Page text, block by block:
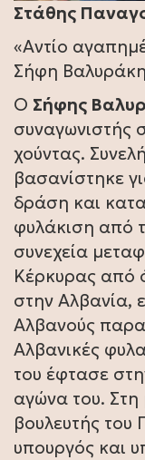
Στάθης
«Αντίο
Σήφη
Ο Σήφης
συναγωνιστής
χούντας.
βασανίστηκε
δράση και
φυλάκιση από
συνεχεία
Κέρκυρας από
στην Αλβανία,
Αλβανούς
Αλβανικές
του έφτασε
αγώνα του. Στη
βουλευτής του
υπουργός και